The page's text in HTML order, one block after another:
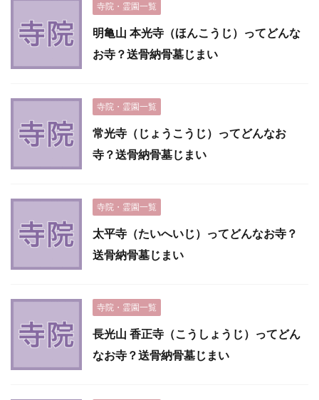
寺院・霊園一覧
明亀山 本光寺（ほんこうじ）ってどんな
お寺？送骨納骨墓じまい
寺院・霊園一覧
常光寺（じょうこうじ）ってどんなお
寺？送骨納骨墓じまい
寺院・霊園一覧
太平寺（たいへいじ）ってどんなお寺？
送骨納骨墓じまい
寺院・霊園一覧
長光山 香正寺（こうしょうじ）ってどん
なお寺？送骨納骨墓じまい